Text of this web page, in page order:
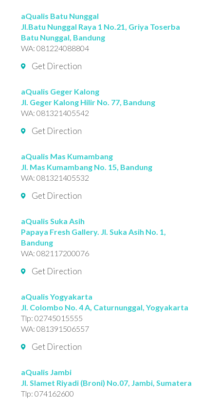
aQualis Batu Nunggal
Jl.Batu Nunggal Raya 1 No.21, Griya Toserba
Batu Nunggal, Bandung
WA:081224088804
Get Direction
aQualis Geger Kalong
Jl. Geger Kalong Hilir No. 77, Bandung
WA:081321405542
Get Direction
aQualis Mas Kumambang
Jl. Mas Kumambang No. 15, Bandung
WA:081321405532
Get Direction
aQualis Suka Asih
Papaya Fresh Gallery. Jl. Suka Asih No. 1,
Bandung
WA:082117200076
Get Direction
aQualis Yogyakarta
Jl. Colombo No. 4 A, Caturnunggal, Yogyakarta
Tlp:02745015555
WA:081391506557
Get Direction
aQualis Jambi
Jl. Slamet Riyadi (Broni) No.07, Jambi, Sumatera
Tlp:074162600